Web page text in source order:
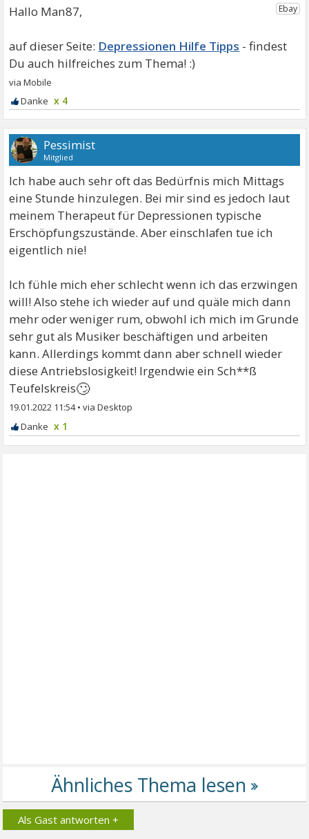
Hallo Man87,
Depressionen Hilfe Tipps
x 4
Pessimist
Mitglied
Ich habe auch sehr oft das Bedürfnis mich Mittags
eine Stunde hinzulegen. Bei mir sind es jedoch laut
meinem Therapeut für Depressionen typische
Erschöpfungszustände. Aber einschlafen tue ich
eigentlich nie!
Ich fühle mich eher schlecht wenn ich das erzwingen
will! Also stehe ich wieder auf und quäle mich dann
mehr oder weniger rum, obwohl ich mich im Grunde
sehr gut als Musiker beschäftigen und arbeiten
kann. Allerdings kommt dann aber schnell wieder
diese Antriebslosigkeit! Irgendwie ein Sch**ß
Teufelskreis🙄
19.01.2022 11:54•
x 1
Als Gast antworten +